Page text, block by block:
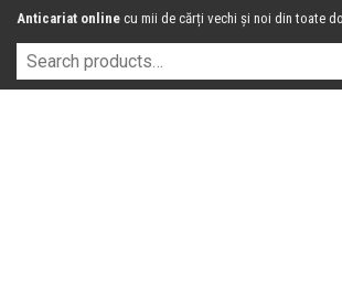
Anticariat online cu mii de cărți vechi și noi din toate